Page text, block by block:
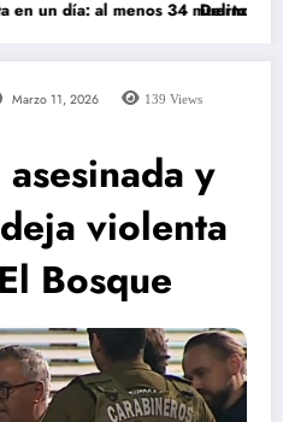
día: al menos 34 muertos en la
Delincuentes
Marzo 11, 2026 139 Views
y
violenta
Bosque